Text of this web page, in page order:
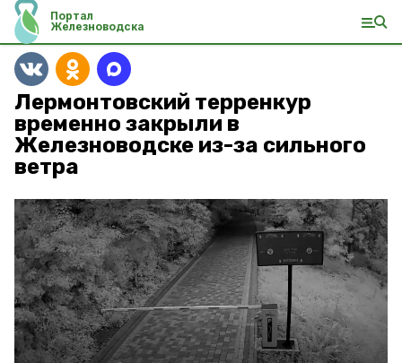
Портал
Железноводска
Лермонтовский терренкур
временно закрыли в
Железноводске из-за сильного
ветра